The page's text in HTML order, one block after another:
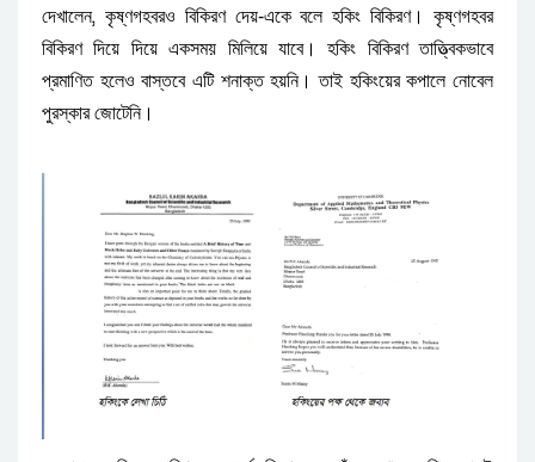
দেখালেন, কৃষ্ণগহবরও বিকিরণ দেয়-একে বলে হকিং বিকিরণ।
কৃষ্ণগহবর
বিকিরণ দিয়ে দিয়ে একসময় মিলিয়ে যাবে। হকিং বিকিরণ তাত্ত্বিকভাবে
প্রমাণিত হলেও বাস্তবে এটি শনাক্ত হয়নি। তাই হকিংয়ের কপালে নোবেল
পুরস্কার জোটেনি।